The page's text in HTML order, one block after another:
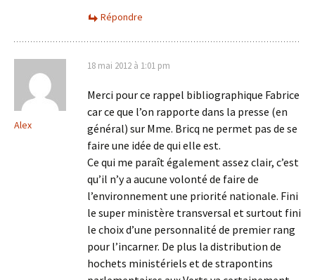
Répondre
Alex
18 mai 2012 à 1:01 pm
Merci pour ce rappel bibliographique Fabrice
car ce que l’on rapporte dans la presse (en
général) sur Mme. Bricq ne permet pas de se
faire une idée de qui elle est.
Ce qui me paraît également assez clair, c’est
qu’il n’y a aucune volonté de faire de
l’environnement une priorité nationale. Fini
le super ministère transversal et surtout fini
le choix d’une personnalité de premier rang
pour l’incarner. De plus la distribution de
hochets ministériels et de strapontins